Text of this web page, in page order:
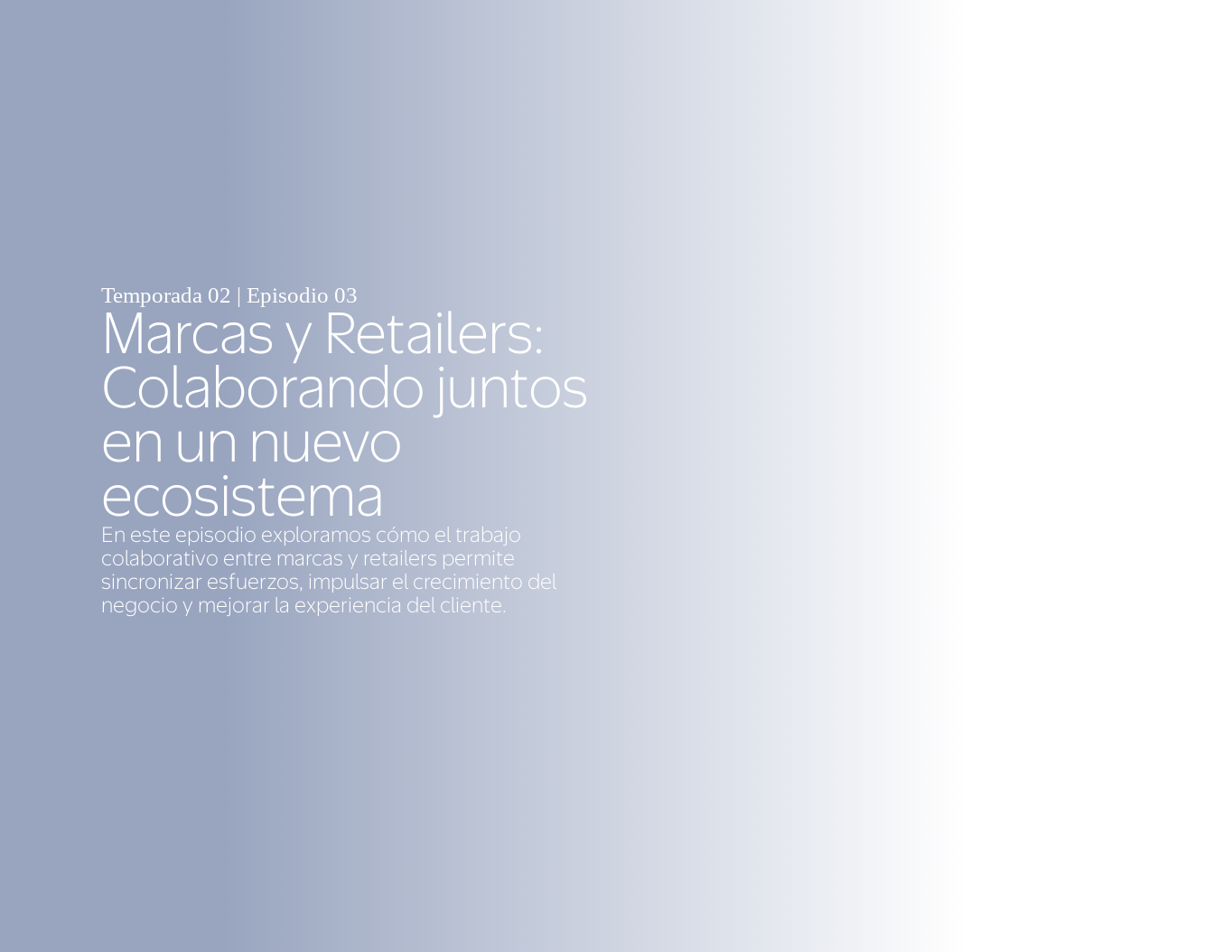
Temporada 02 | Episodio 03
Marcas y Retailers:
Colaborando juntos
en un nuevo
ecosistema
En este episodio exploramos cómo el trabajo
colaborativo entre marcas y retailers permite
sincronizar esfuerzos, impulsar el crecimiento del
negocio y mejorar la experiencia del cliente.